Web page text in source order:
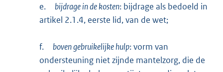
e. bijdrage in de kosten: bijdrage als bedoeld in
artikel 2.1.4, eerste lid, van de wet;
f. boven gebruikelijke hulp: vorm van
ondersteuning niet zijnde mantelzorg, die de